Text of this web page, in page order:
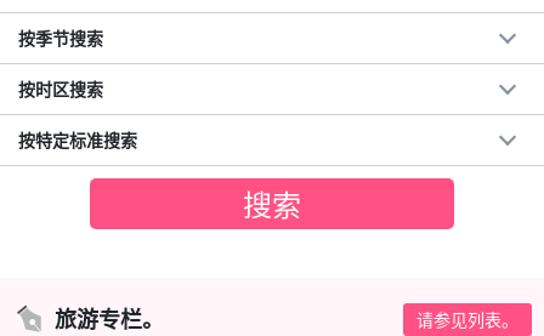
按季节搜索
按时区搜索
按特定标准搜索
旅游专栏。 请参见列表。